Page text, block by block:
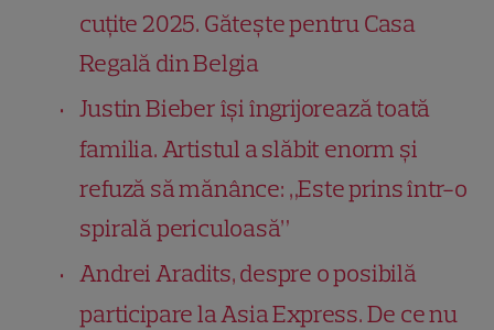
cuțite 2025. Gătește pentru Casa
Regală din Belgia
Justin Bieber își îngrijorează toată
familia. Artistul a slăbit enorm și
refuză să mănânce: „Este prins într-o
spirală periculoasă”
Andrei Aradits, despre o posibilă
participare la Asia Express. De ce nu